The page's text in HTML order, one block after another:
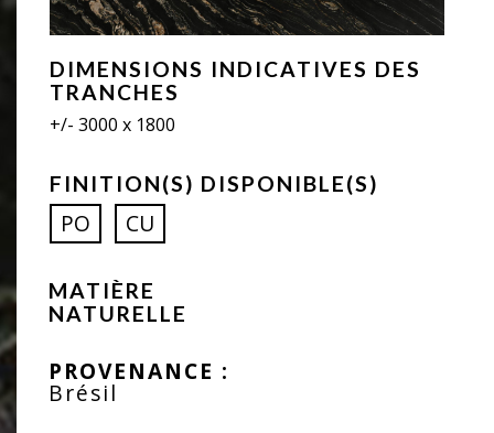
MATIÈRE
NATURELLE
PROVENANCE :
Brésil
DIMENSIONS INDICATIVES DES
TRANCHES
+/- 3000 x 1800
FINITION(S) DISPONIBLE(S)
PO CU